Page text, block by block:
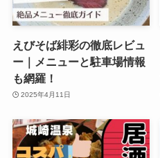
えびそば緋彩の徹底レビュ
ー｜メニューと駐車場情報
も網羅！
2025年4月11日